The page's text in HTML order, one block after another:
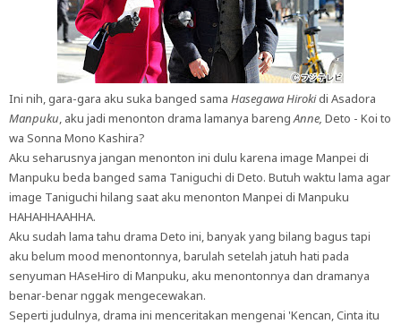
Ini nih, gara-gara aku suka banged sama Hasegawa Hirokidi Asadora
Manpuku, aku jadi menonton drama lamanya barengAnne, Deto - Koi to
wa Sonna Mono Kashira?
Aku seharusnya jangan menonton ini dulu karena image Manpei di
Manpuku beda banged sama Taniguchi di Deto. Butuh waktu lama agar
image Taniguchi hilang saat aku menonton Manpei di Manpuku
HAHAHHAAHHA.
Aku sudah lama tahu drama Deto ini, banyak yang bilang bagus tapi
aku belum mood menontonnya, barulah setelah jatuh hati pada
senyuman HAseHiro di Manpuku, aku menontonnya dan dramanya
benar-benar nggak mengecewakan.
Seperti judulnya, drama ini menceritakan mengenai 'Kencan, Cinta itu